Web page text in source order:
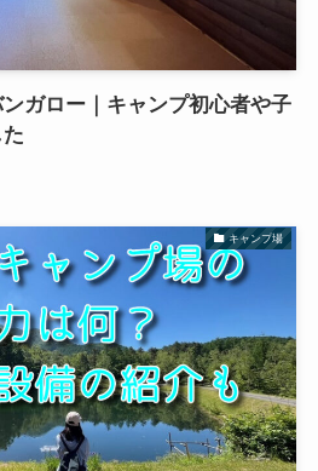
ガロー｜キャンプ初心者や子
キャンプ場